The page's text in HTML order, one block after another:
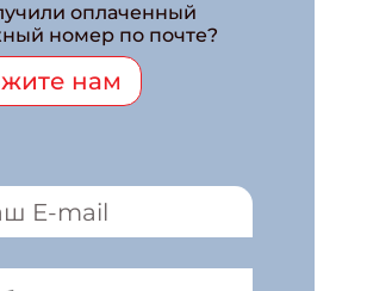
оплаченный
номер по почте?
нам